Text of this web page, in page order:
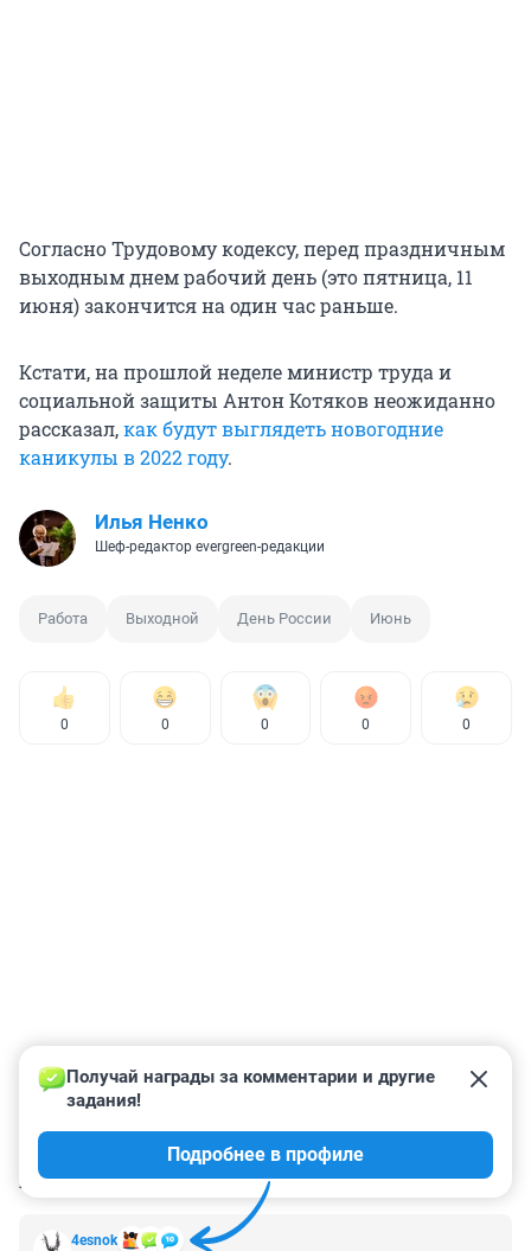
Согласно Трудовому кодексу, перед праздничным
выходным днем рабочий день (это пятница, 11
июня) закончится на один час раньше.
Кстати, на прошлой неделе министр труда и
социальной защиты Антон Котяков неожиданно
рассказал,как будут выглядеть новогодние
каникулы в 2022 году.
Илья Ненко
Шеф-редактор evergreen-редакции
Работа Выходной День России Июнь
0 0 0 0 0
КОММЕНТАРИИ 1
4esnok
Получай награды за комментарии и другие
задания!
Подробнее в профиле